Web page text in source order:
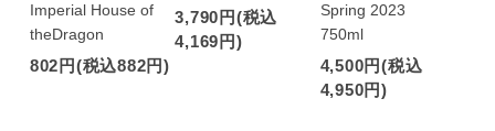
Imperial House of
theDragon
802円(税込882円)
3,790円(税込
4,169円)
Spring 2023
750ml
4,500円(税込
4,950円)